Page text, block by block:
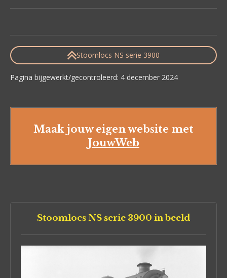
Stoomlocs NS serie 3900
Pagina bijgewerkt/gecontroleerd: 4 december 2024
Maak jouw eigen website met
JouwWeb
Stoomlocs NS serie 3900 in beeld